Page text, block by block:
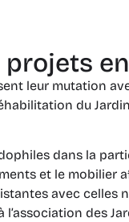
projets
leur mutation
du
dans la
et le mobilier
avec celles
l’association des